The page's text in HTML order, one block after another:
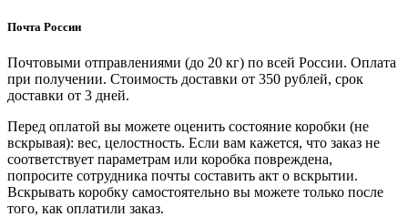
Почта России
Почтовыми отправлениями (до 20 кг) по всей России. Оплата
при получении. Стоимость доставки от 350 рублей, срок
доставки от 3 дней.
Перед оплатой вы можете оценить состояние коробки (не
вскрывая): вес, целостность. Если вам кажется, что заказ не
соответствует параметрам или коробка повреждена,
попросите сотрудника почты составить акт о вскрытии.
Вскрывать коробку самостоятельно вы можете только после
того, как оплатили заказ.